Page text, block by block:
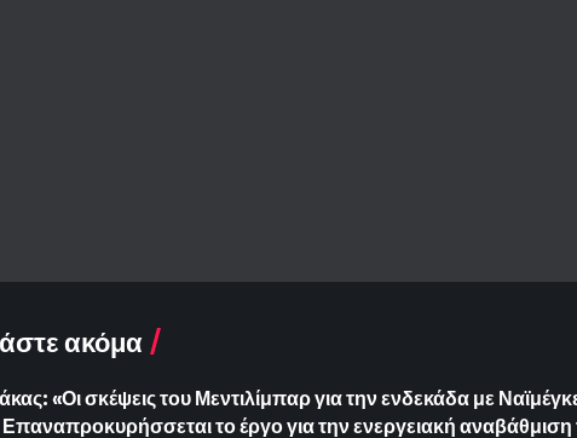
ακόμα
«Οι σκέψεις του Μεντιλίμπαρ για την ενδεκάδα με
το έργο για την ενεργειακή αναβάθμιση